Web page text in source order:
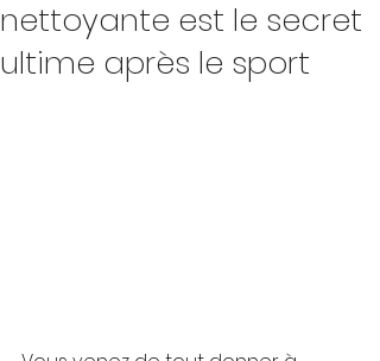
nettoyante est le secret
ultime après le sport